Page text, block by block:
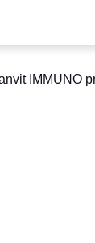
IMMUNO